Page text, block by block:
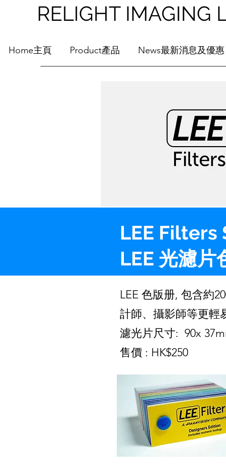
RELIGHT IMAGING
Home主頁 Product產品 News最新消息及優惠
LEE
LEE 光濾片
LEE 色版册, 包含約
計師、攝影師等更輕
濾光片尺寸: 90x
售價 : HK$250